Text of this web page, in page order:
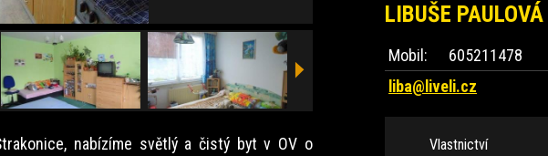
LIBUŠE PAULOVÁ
Mobil:
605211478
liba@liveli.cz
nabízíme světlý a čistý byt v OV o
Vlastnictví